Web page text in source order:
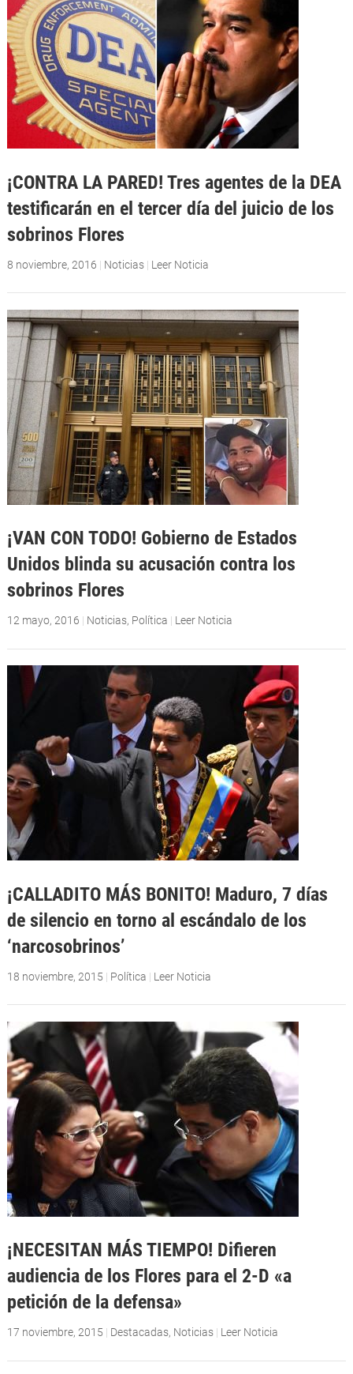
¡CONTRA LA PARED! Tres agentes de la DEA
testificarán en el tercer día del juicio de los
sobrinos Flores
8 noviembre, 2016 | Noticias | Leer Noticia
¡VAN CON TODO! Gobierno de Estados
Unidos blinda su acusación contra los
sobrinos Flores
12 mayo, 2016 | Noticias, Política | Leer Noticia
¡CALLADITO MÁS BONITO! Maduro, 7 días
de silencio en torno al escándalo de los
‘narcosobrinos’
18 noviembre, 2015 | Política | Leer Noticia
¡NECESITAN MÁS TIEMPO! Difieren
audiencia de los Flores para el 2-D «a
petición de la defensa»
17 noviembre, 2015 | Destacadas, Noticias | Leer Noticia